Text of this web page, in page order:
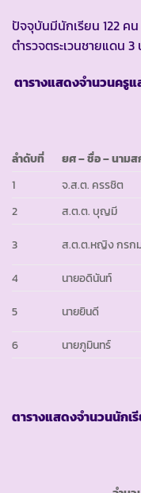
ปัจจุบันมีนักเรียน 122
ตำรวจตระเวนชายแดน
ตารางแสดงจำนวนครู
ลำดับที่ ยศ – ชื่อ – นาม
1
จ.ส.ต. ครรชิต
2
ส.ต.ต. บุญมี
3
ส.ต.ต.หญิง กรก
4
นายอดินันท์
5
นายยินดี
6
นายภูมินทร์
ตารางแสดงจำนวนนักเ